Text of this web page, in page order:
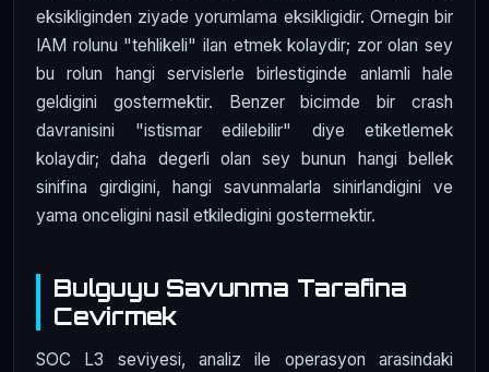
eksikliginden ziyade yorumlama eksikligidir. Ornegin bir
IAM rolunu "tehlikeli" ilan etmek kolaydir; zor olan sey
bu rolun hangi servislerle birlestiginde anlamli hale
geldigini gostermektir. Benzer bicimde bir crash
davranisini "istismar edilebilir" diye etiketlemek
kolaydir; daha degerli olan sey bunun hangi bellek
sinifina girdigini, hangi savunmalarla sinirlandigini ve
yama onceligini nasil etkiledigini gostermektir.
Bulguyu Savunma Tarafina
Cevirmek
SOC L3 seviyesi, analiz ile operasyon arasindaki